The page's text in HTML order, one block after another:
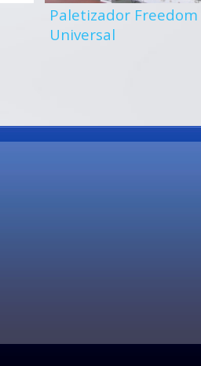
Paletizador Freedom
Universal